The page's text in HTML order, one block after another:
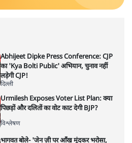
Abhijeet Dipke Press Conference: CJP
का 'Kya Bolti Public' अभियान, चुनाव नहीं
लड़ेगी CJP!
दिल्ली
Urmilesh Exposes Voter List Plan: क्या
पिछड़ों और दलितों का वोट काट देगी BJP?
विश्लेषण
भागवत बोले- 'जेन ज़ी पर आँख मूंदकर भरोसा,